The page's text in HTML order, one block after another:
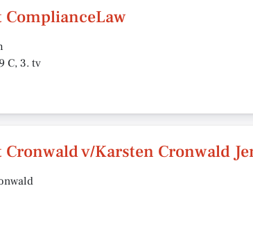
C, 3. tv
v/Karsten Cronwald